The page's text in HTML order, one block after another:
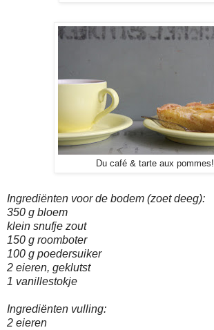
Du café & tarte aux pommes!
Ingrediënten voor de bodem (zoet deeg):
350 g bloem
klein snufje zout
150 g roomboter
100 g poedersuiker
2 eieren, geklutst
1 vanillestokje
Ingrediënten vulling:
2 eieren